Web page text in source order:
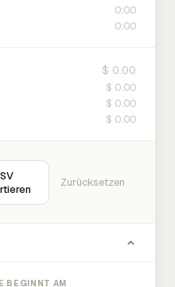
0:00
0:00
$ 0.00
$ 0.00
$ 0.00
$ 0.00
Zurücksetzen
BEGINNT AM